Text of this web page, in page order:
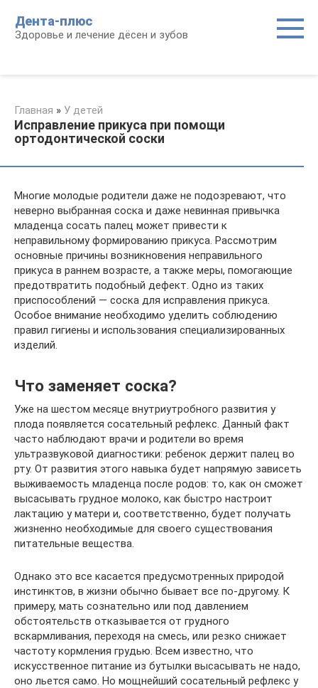
контенту
Дента-плюс
Здоровье и лечение дёсен и зубов
Главная » У детей
Исправление прикуса при помощи
ортодонтической соски
Многие молодые родители даже не подозревают, что
неверно выбранная соска и даже невинная привычка
младенца сосать палец может привести к
неправильному формированию прикуса. Рассмотрим
основные причины возникновения неправильного
прикуса в раннем возрасте, а также меры, помогающие
предотвратить подобный дефект. Одно из таких
приспособлений — соска для исправления прикуса.
Особое внимание необходимо уделить соблюдению
правил гигиены и использования специализированных
изделий.
Что заменяет соска?
Уже на шестом месяце внутриутробного развития у
плода появляется сосательный рефлекс. Данный факт
часто наблюдают врачи и родители во время
ультразвуковой диагностики: ребенок держит палец во
рту. От развития этого навыка будет напрямую зависеть
выживаемость младенца после родов: то, как он сможет
высасывать грудное молоко, как быстро настроит
лактацию у матери и, соответственно, будет получать
жизненно необходимые для своего существования
питательные вещества.
Однако это все касается предусмотренных природой
инстинктов, в жизни обычно бывает все по-другому. К
примеру, мать сознательно или под давлением
обстоятельств отказывается от грудного
вскармливания, переходя на смесь, или резко снижает
частоту кормления грудью. Всем известно, что
искусственное питание из бутылки высасывать не надо,
оно льется само. Но мощнейший сосательный рефлекс у